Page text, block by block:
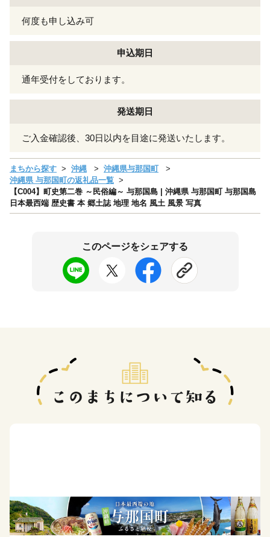
何度も申し込み可
申込期日
通年受付をしております。
発送期日
ご入金確認後、30日以内を目途に発送いたします。
まちから探す 沖縄
沖縄県与那国町
沖縄県 与那国町の返礼品一覧
【C004】町史第二巻 ～民俗編～ 与那国島 | 沖縄県 与那国町 与那国島
日本最西端 歴史書 本 郷土誌 地理 地名 風土 風景 写真
このページをシェアする